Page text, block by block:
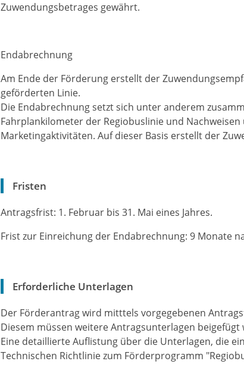
Zuwendungsbetrages gewährt.
Endabrechnung
Am Ende der Förderung erstellt der
geförderten Linie.
Die Endabrechnung setzt sich unter anderem
Fahrplankilometer der Regiobuslinie und
Marketingaktivitäten. Auf dieser Basis erstellt der
Fristen
Antragsfrist: 1. Februar bis 31. Mai eines Jahres.
Frist zur Einreichung der Endabrechnung: 9 Monate
Erforderliche Unterlagen
Der Förderantrag wird mitttels vorgegebenen
Diesem müssen weitere Antragsunterlagen beigefügt
Eine detaillierte Auflistung über die Unterlagen, die
Technischen Richtlinie zum Förderprogramm